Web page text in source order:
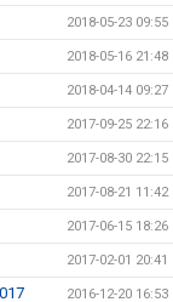
2018-05-23 09:55
2018-05-16 21:48
2018-04-14 09:27
2017-09-25 22:16
2017-08-30 22:15
2017-08-21 11:42
2017-06-15 18:26
2017-02-01 20:41
2016-12-20 16:53